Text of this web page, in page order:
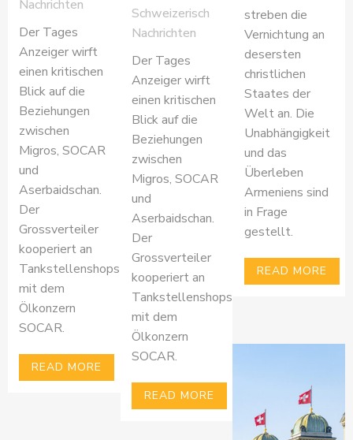
Nachrichten
Der Tages
Anzeiger wirft
einen kritischen
Blick auf die
Beziehungen
zwischen
Migros, SOCAR
und
Aserbaidschan.
Der
Grossverteiler
kooperiert an
Tankstellenshops
mit dem
Ölkonzern
SOCAR.
READ MORE
Schweizerisch
Nachrichten
Der Tages
Anzeiger wirft
einen kritischen
Blick auf die
Beziehungen
zwischen
Migros, SOCAR
und
Aserbaidschan.
Der
Grossverteiler
kooperiert an
Tankstellenshops
mit dem
Ölkonzern
SOCAR.
READ MORE
streben die
Vernichtung an
desersten
christlichen
Staates der
Welt an. Die
Unabhängigkeit
und das
Überleben
Armeniens sind
in Frage
gestellt.
READ MORE